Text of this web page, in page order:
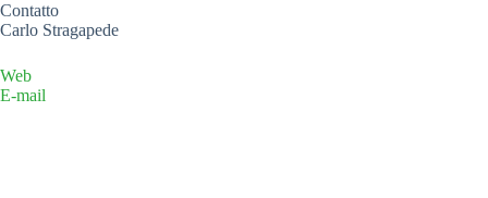
Contatto
Carlo Stragapede
Web
E-mail